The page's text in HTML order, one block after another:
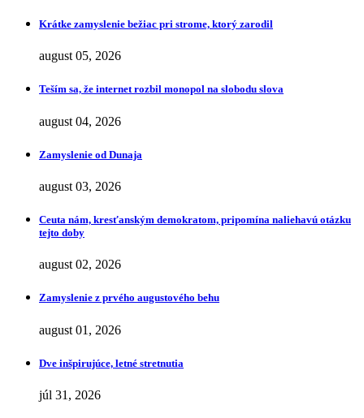
Krátke zamyslenie bežiac pri strome, ktorý zarodil
august 05, 2026
Teším sa, že internet rozbil monopol na slobodu slova
august 04, 2026
Zamyslenie od Dunaja
august 03, 2026
Ceuta nám, kresťanským demokratom, pripomína naliehavú otázku
tejto doby
august 02, 2026
Zamyslenie z prvého augustového behu
august 01, 2026
Dve inšpirujúce, letné stretnutia
júl 31, 2026